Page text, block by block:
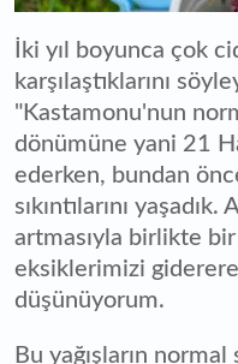
İki yıl boyunca çok
karşılaştıklarını
"Kastamonu'nun
dönümüne yani 21
ederken, bundan
sıkıntılarını yaşadık.
artmasıyla birlikte
eksiklerimizi
düşünüyorum.
Bu yağışların